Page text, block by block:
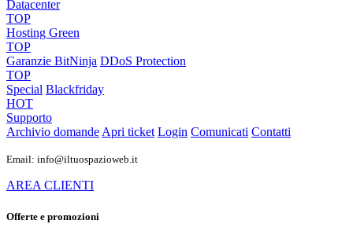
Datacenter
TOP
Hosting Green
TOP
Garanzie BitNinja DDoS Protection
TOP
Special Blackfriday
HOT
Supporto
Archivio domandeApri ticket Login Comunicati Contatti
Email: info@iltuospazioweb.it
AREA CLIENTI
Offerte e promozioni